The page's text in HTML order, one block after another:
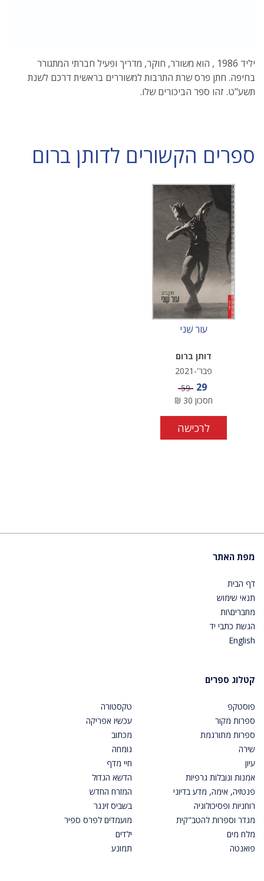
יליד 1986 , הוא משורר, חוקר, מדריך ופעיל חברתי המתגורר
בחיפה. חתן פרס שרת התרבות למשוררים בראשית דרכם לשנת
תשע"ט. זהו ספר הביכורים שלו.
ספרים הקשורים לדותן ברום
עור שֵׁני
דותן ברום
פבר'-2021
מחיר מבצע
29 מחיר
59
חסכון 30
₪
לרכישה
מפת האתר
דף הבית
תנאי שימוש
מחברים\ות
הגשת כתבי יד
English
קטלוג ספרים
פוסטקפ
ספרות מקור
ספרות מתורגמת
שירה
עיון
אמנות ונובלות גרפיות
פנטזיה, אימה, מדע בדיוני
רוחניות ופסיכולוגיה
מגדר וספרות להטב"קית
מלח מים
פואנטה
טקסטורה
עכשיו אפריקה
מכתוב
גומחה
חיי מדף
הדשא הגדול
המזרח החדש
בשביס זינגר
מועמדים לפרס ספיר
ילדים
תמונע